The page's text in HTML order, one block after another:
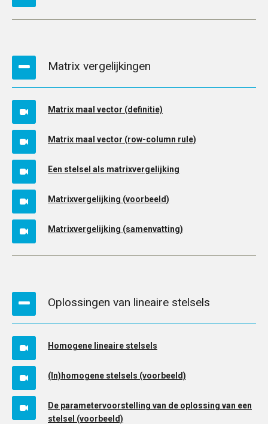
Matrix vergelijkingen
Matrix maal vector (definitie)
Matrix maal vector (row-column rule)
Een stelsel als matrixvergelijking
Matrixvergelijking (voorbeeld)
Matrixvergelijking (samenvatting)
Oplossingen van lineaire stelsels
Homogene lineaire stelsels
(In)homogene stelsels (voorbeeld)
De parametervoorstelling van de oplossing van een
stelsel (voorbeeld)